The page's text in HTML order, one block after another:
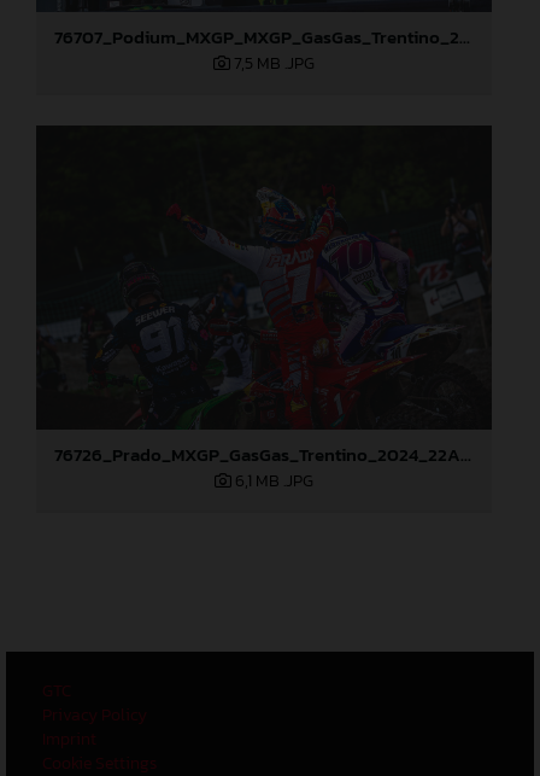
76707_Podium_MXGP_MXGP_GasGas_Trentino_2024_22A7964
7,5 MB .JPG
76726_Prado_MXGP_GasGas_Trentino_2024_22A7750
6,1 MB .JPG
GTC
Privacy Policy
Imprint
Cookie Settings